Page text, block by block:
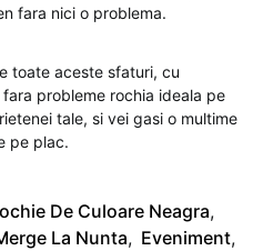
fara nici o problema.
toate aceste sfaturi, cu
probleme rochia ideala pe
tale, si vei gasi o multime
pe plac.
De Culoare Neagra,
La Nunta, Eveniment,